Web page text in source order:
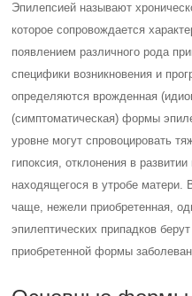
Эпилепсией называют
которое сопровождается
появлением различного рода
специфики возникновения и
определяются врожденная
(симптоматическая) формы
уровне могут спровоцировать
гипоксия, отклонения в
находящегося в утробе матери.
чаще, нежели приобретенная,
эпилептических припадков
приобретенной формы